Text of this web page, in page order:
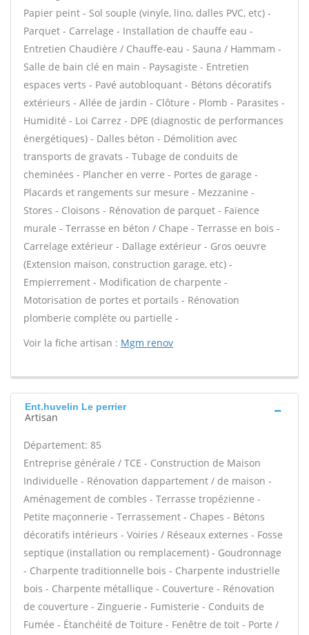
Papier peint - Sol souple (vinyle, lino, dalles PVC, etc) -
Parquet - Carrelage - Installation de chauffe eau -
Entretien Chaudière / Chauffe-eau - Sauna / Hammam -
Salle de bain clé en main - Paysagiste - Entretien
espaces verts - Pavé autobloquant - Bétons décoratifs
extérieurs - Allée de jardin - Clôture - Plomb - Parasites -
Humidité - Loi Carrez - DPE (diagnostic de performances
énergétiques) - Dalles béton - Démolition avec
transports de gravats - Tubage de conduits de
cheminées - Plancher en verre - Portes de garage -
Placards et rangements sur mesure - Mezzanine -
Stores - Cloisons - Rénovation de parquet - Faïence
murale - Terrasse en béton / Chape - Terrasse en bois -
Carrelage extérieur - Dallage extérieur - Gros oeuvre
(Extension maison, construction garage, etc) -
Empierrement - Modification de charpente -
Motorisation de portes et portails - Rénovation
plomberie complète ou partielle -
Voir la fiche artisan : Mgm renov
Ent.huvelin Le perrier
Artisan
Département: 85
Entreprise générale / TCE - Construction de Maison
Individuelle - Rénovation dappartement / de maison -
Aménagement de combles - Terrasse tropézienne -
Petite maçonnerie - Terrassement - Chapes - Bétons
décoratifs intérieurs - Voiries / Réseaux externes - Fosse
septique (installation ou remplacement) - Goudronnage
- Charpente traditionnelle bois - Charpente industrielle
bois - Charpente métallique - Couverture - Rénovation
de couverture - Zinguerie - Fumisterie - Conduits de
Fumée - Étanchéité de Toiture - Fenêtre de toit - Porte /